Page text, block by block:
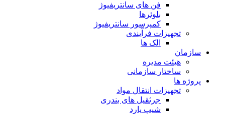
فن های سانتریفیوژ
بلوئرها
کمپرسور سانتریفیوژ
تجهیزات فرآیندی
الک ها
سازمان
هيئت مديره
ساختار سازمانی
پروژه ها
تجهيزات انتقال مواد
جرثقيل های بندری
شيپ يارد